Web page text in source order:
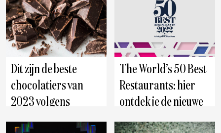
Dit zijn de beste
chocolatiers van
2023 volgens
Gault&Millau
The World’s 50 Best
Restaurants: hier
ontdek je de nieuwe
winnaars live